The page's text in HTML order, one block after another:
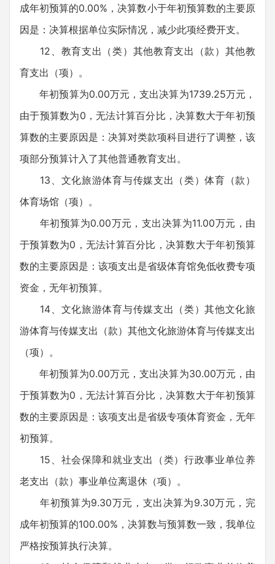
成年初预算的0.00%，决算数小于年初预算数的主要原
因是：决算根据单位实际情况，减少此项经费开支。
12、教育支出（类）其他教育支出（款）其他教
育支出（项）。
年初预算为0.00万元，支出决算为1739.25万元，
由于预算数为0，无法计算百分比，决算数大于年初预
算数的主要原因是：决算对类款项科目进行了调整，该
项部分预算计入了其他普通教育支出。
13、文化旅游体育与传媒支出（类）体育（款）
体育场馆（项）。
年初预算为0.00万元，支出决算为11.00万元，由
于预算数为0，无法计算百分比，决算数大于年初预算
数的主要原因是：该项支出是省级体育馆免低收费专项
资金，无年初预算。
14、文化旅游体育与传媒支出（类）其他文化旅
游体育与传媒支出（款）其他文化旅游体育与传媒支出
（项）。
年初预算为0.00万元，支出决算为30.00万元，由
于预算数为0，无法计算百分比，决算数大于年初预算
数的主要原因是：该项支出是省级专项体育资金，无年
初预算。
15、社会保障和就业支出（类）行政事业单位养
老支出（款）事业单位离退休（项）。
年初预算为9.30万元，支出决算为9.30万元，完
成年初预算的100.00%，决算数与预算数一致，我单位
严格按预算执行决算。